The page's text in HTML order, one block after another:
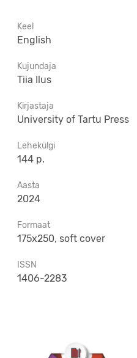
Keel
English
Kujundaja
Tiia Ilus
Kirjastaja
University of Tartu Press
Lehekülgi
144 p.
Aasta
2024
Formaat
175x250, soft cover
ISSN
1406-2283